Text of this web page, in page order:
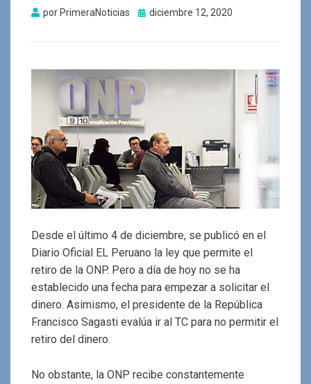
por PrimeraNoticias
Publicado
diciembre 12, 2020
Desde el último 4 de diciembre, se publicó en el
Diario Oficial EL Peruano la ley que permite el
retiro de la ONP. Pero a día de hoy no se ha
establecido una fecha para empezar a solicitar el
dinero. Asimismo, el presidente de la República
Francisco Sagasti evalúa ir al TC para no permitir el
retiro del dinero.
No obstante, la ONP recibe constantemente